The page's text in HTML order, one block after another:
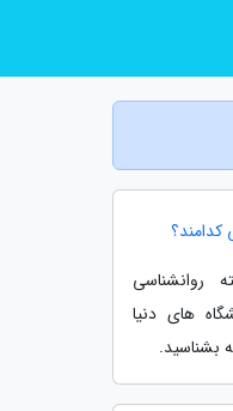
کدامند؟
روانشناسی
های دنیا
بشناسید.